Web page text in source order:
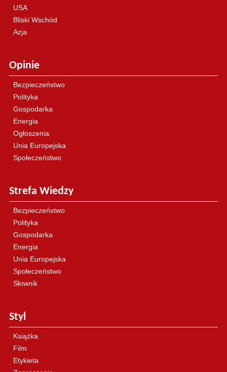
USA
Bliski Wschód
Azja
Opinie
Bezpieczeństwo
Polityka
Gospodarka
Energia
Ogłoszenia
Unia Europejska
Społeczeństwo
Strefa Wiedzy
Bezpieczeństwo
Polityka
Gospodarka
Energia
Unia Europejska
Społeczeństwo
Słownik
Styl
Książka
Film
Etykieta